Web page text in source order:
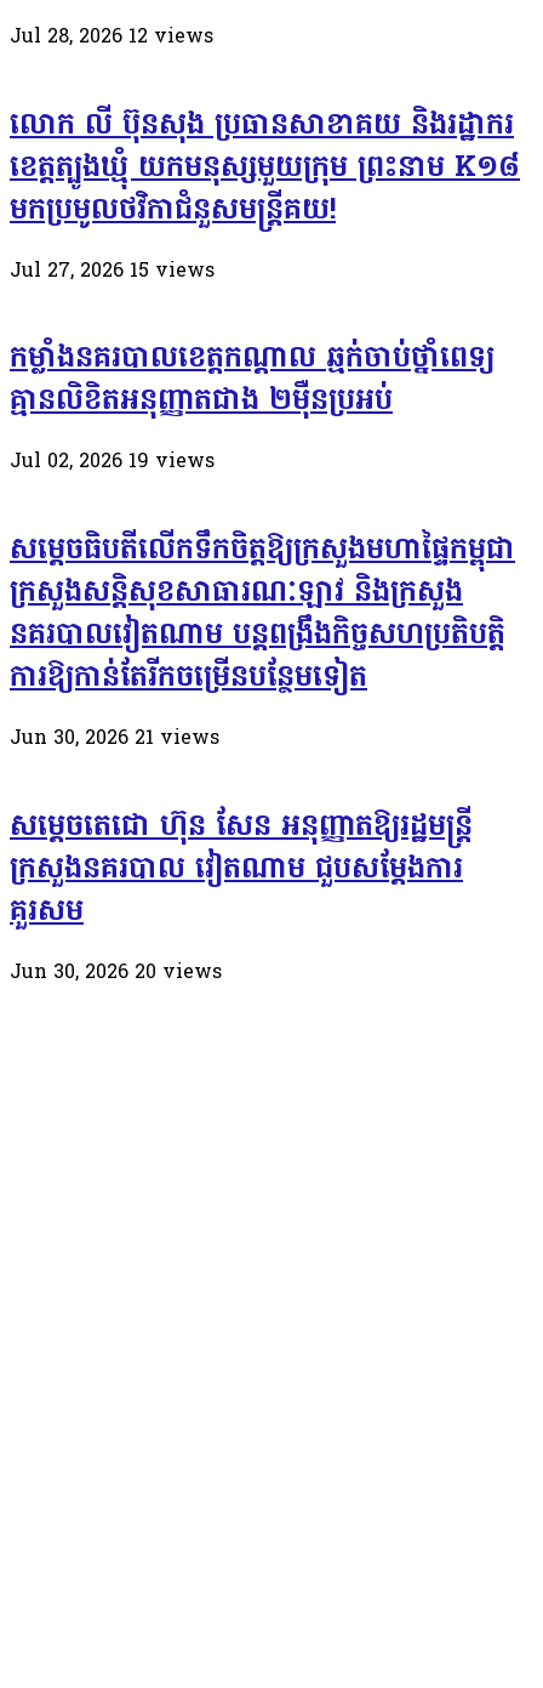
Jul 28, 2026 12 views
លោក លី ប៊ុនសុង ប្រធានសាខាគយ និងរដ្ឋាករ
ខេត្តត្បូងឃ្មុំ យកមនុស្សមួយក្រុម ព្រះនាម K១៨
មកប្រមូលថវិកាជំនួសមន្ត្រីគយ!
Jul 27, 2026 15 views
កម្លាំងនគរបាលខេត្តកណ្ដាល ឆ្មក់ចាប់ថ្នាំពេទ្យ
គ្មានលិខិតអនុញ្ញាតជាង ២ម៉ឺនប្រអប់
Jul 02, 2026 19 views
សម្តេច​ធិបតី​លេីកទឹកចិត្ត​ឱ្យក្រសួងមហាផ្ទៃកម្ពុជា
ក្រសួងសន្តិសុខសាធារណៈឡាវ និងក្រសួង
នគរបាលវៀតណាម បន្តពង្រឹងកិច្ចសហប្រតិបត្តិ
ការឱ្យកាន់តែរីកចម្រើនបន្ថែមទៀត
Jun 30, 2026 21 views
សម្តេចតេជោ ហ៊ុន សែន អនុញ្ញាតឱ្យរដ្ឋមន្ត្រី
ក្រសួងនគរបាល វៀតណាម ជួបសម្តែងការ
គួរសម
Jun 30, 2026 20 views